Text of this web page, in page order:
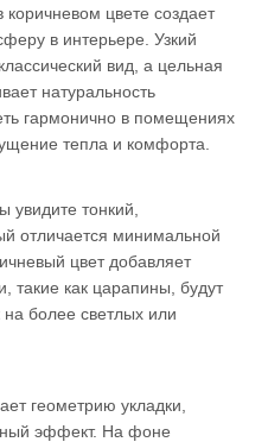
цвете создает
в интерьере. Узкий
вид, а цельная
натуральность
гармонично в помещениях
тепла и комфорта.
увидите тонкий,
отличается минимальной
цвет добавляет
такие как царапины, будут
более светлых или
геометрию укладки,
эффект. На фоне